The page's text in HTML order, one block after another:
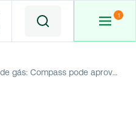
Cheia de gás: Compass pode aproveitar a transformação do mercado brasileiro